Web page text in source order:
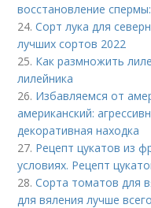
восстановление
24.Сорт лука для
лучших сортов 2022
25. Как размножить
лилейника
26. Избавляемся от
американский:
декоративная находка
27. Рецепт цукатов из
условиях. Рецепт
28.Сорта томатов для
для вяления лучше